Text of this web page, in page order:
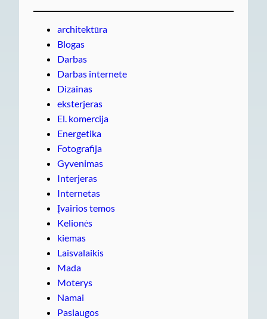
architektūra
Blogas
Darbas
Darbas internete
Dizainas
eksterjeras
El. komercija
Energetika
Fotografija
Gyvenimas
Interjeras
Internetas
Įvairios temos
Kelionės
kiemas
Laisvalaikis
Mada
Moterys
Namai
Paslaugos